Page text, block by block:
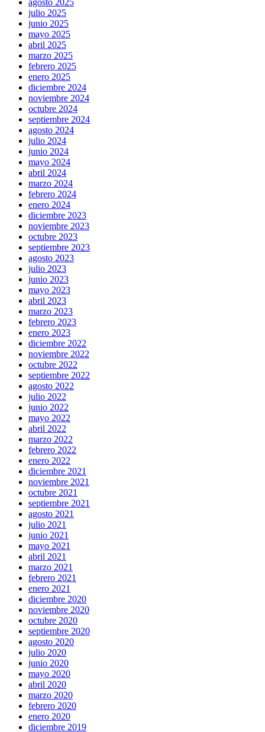
agosto 2025
julio 2025
junio 2025
mayo 2025
abril 2025
marzo 2025
febrero 2025
enero 2025
diciembre 2024
noviembre 2024
octubre 2024
septiembre 2024
agosto 2024
julio 2024
junio 2024
mayo 2024
abril 2024
marzo 2024
febrero 2024
enero 2024
diciembre 2023
noviembre 2023
octubre 2023
septiembre 2023
agosto 2023
julio 2023
junio 2023
mayo 2023
abril 2023
marzo 2023
febrero 2023
enero 2023
diciembre 2022
noviembre 2022
octubre 2022
septiembre 2022
agosto 2022
julio 2022
junio 2022
mayo 2022
abril 2022
marzo 2022
febrero 2022
enero 2022
diciembre 2021
noviembre 2021
octubre 2021
septiembre 2021
agosto 2021
julio 2021
junio 2021
mayo 2021
abril 2021
marzo 2021
febrero 2021
enero 2021
diciembre 2020
noviembre 2020
octubre 2020
septiembre 2020
agosto 2020
julio 2020
junio 2020
mayo 2020
abril 2020
marzo 2020
febrero 2020
enero 2020
diciembre 2019